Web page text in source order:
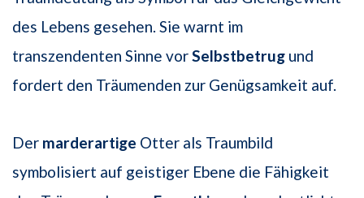
des Lebens gesehen. Sie warnt im
transzendenten Sinne vorSelbstbetrug und
fordert den Träumenden zur Genügsamkeit auf.
Der marderartige Otter als Traumbild
symbolisiert auf geistiger Ebene die Fähigkeit